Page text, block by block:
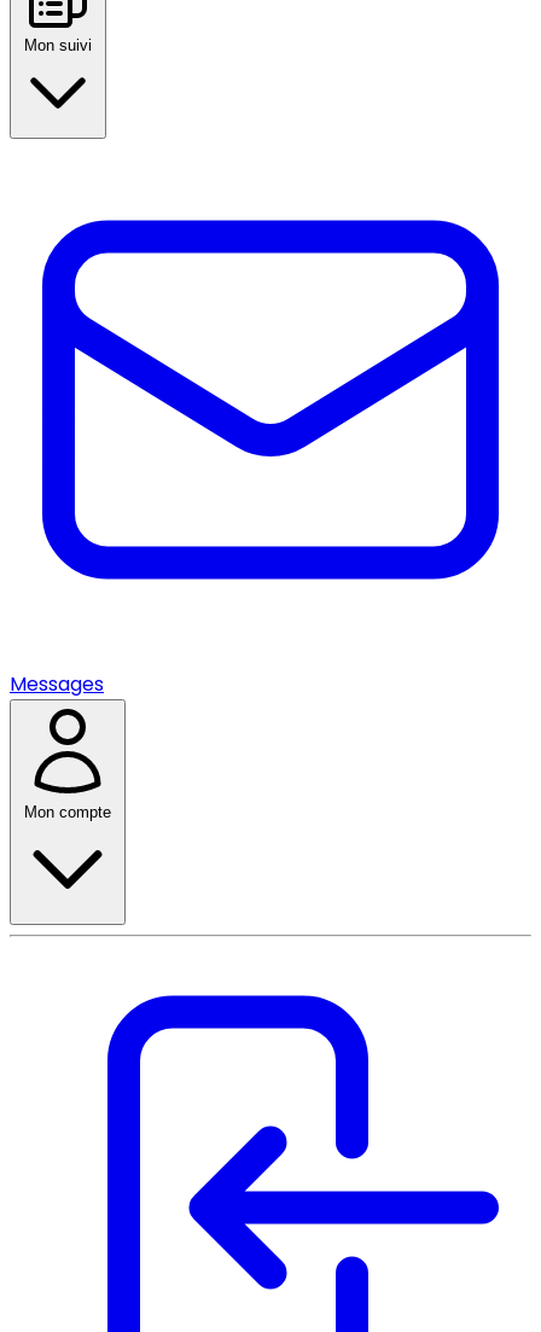
Mon suivi
Messages
Mon compte